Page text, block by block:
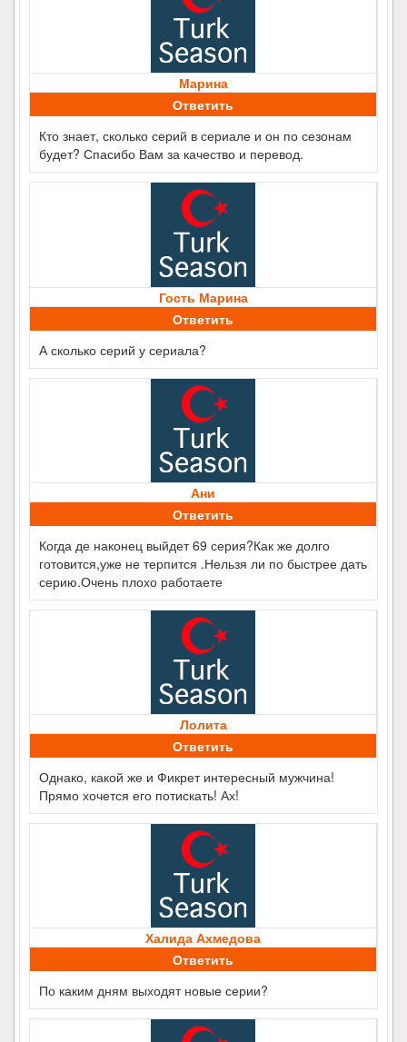
Марина
Ответить
Кто знает, сколько серий в сериале и он по сезонам
будет? Спасибо Вам за качество и перевод.
Гость Марина
Ответить
А сколько серий у сериала?
Ани
Ответить
Когда де наконец выйдет 69 серия?Как же долго
готовится,уже не терпится .Нельзя ли по быстрее дать
серию.Очень плохо работаете
Лолита
Ответить
Однако, какой же и Фикрет интересный мужчина!
Прямо хочется его потискать! Ах!
Халида Ахмедова
Ответить
По каким дням выходят новые серии?